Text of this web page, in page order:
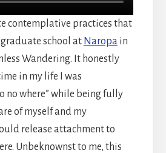
contemplative practices that
graduate school at Naropain
Wandering. It honestly
in my life I was
no where” while being fully
of myself and my
release attachment to
Unbeknownst to me, this